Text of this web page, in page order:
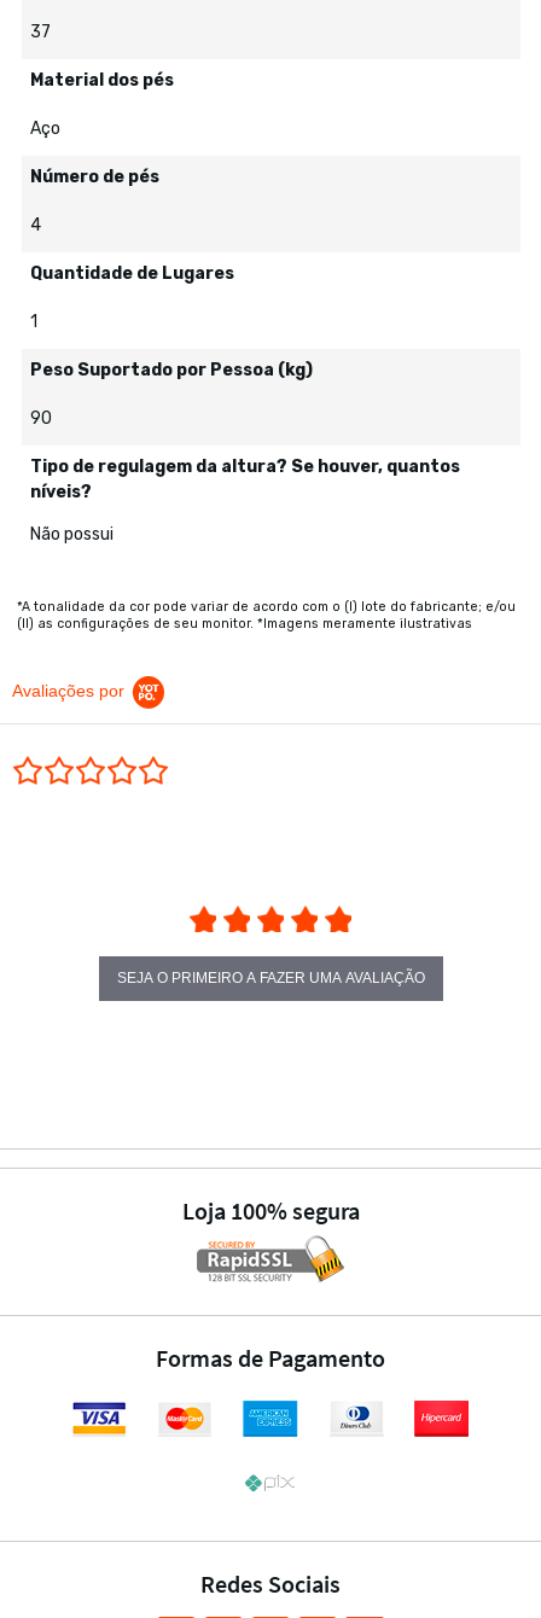
37
Material dos pés
Aço
Número de pés
4
Quantidade de Lugares
1
Peso Suportado por Pessoa (kg)
90
Tipo de regulagem da altura? Se houver, quantos
níveis?
Não possui
*A tonalidade da cor pode variar de acordo com o (I) lote do fabricante; e/ou
(II) as configurações de seu monitor. *Imagens meramente ilustrativas
Avaliações por
SEJA O PRIMEIRO A FAZER UMA AVALIAÇÃO